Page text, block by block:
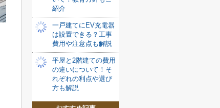
紹介
一戸建てにEV充電器
は設置できる？工事
費用や注意点も解説
平屋と2階建ての費用
の違いについて！そ
れぞれの利点や選び
方も解説